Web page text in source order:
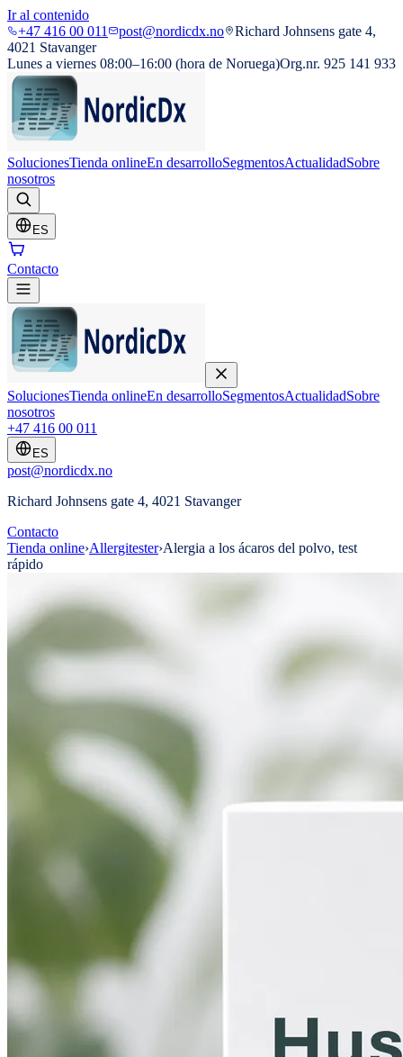
Ir al contenido
+47 416 00 011
post@nordicdx.no
Richard Johnsens gate 4,
4021 Stavanger
Lunes a viernes 08:00–16:00 (hora de Noruega)Org.nr. 925 141 933
SolucionesTienda onlineEn desarrolloSegmentosActualidadSobre
nosotros
ES
Contacto
SolucionesTienda onlineEn desarrolloSegmentosActualidadSobre
nosotros
+47 416 00 011
ES
post@nordicdx.no
Richard Johnsens gate 4, 4021 Stavanger
Contacto
Tienda online›Allergitester›Alergia a los ácaros del polvo, test
rápido